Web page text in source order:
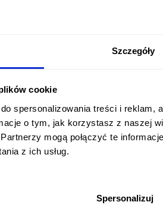
Szczegóły
cookie
spersonalizowania treści i reklam,
o tym, jak korzystasz z naszej
mogą połączyć te
z ich usług.
Spersonalizuj
do ostrzenia.
co przekłada się na dłuższą
podstawa zapewnia doskonałą
się kamienia podczas
szklaną podstawą pozwala na
warstwa materiału ściernego jest już
produktu.
dla każdego entuzjasty
osiągnąć perfekcyjne